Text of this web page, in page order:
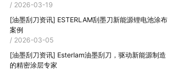
/ 2026-03-19
[油墨刮刀资讯]
案例
/ 2026-03-05
[油墨刮刀资讯]
的精密涂层专家